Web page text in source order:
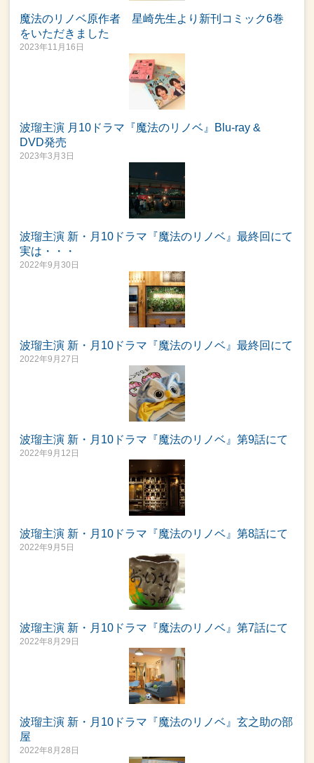
魔法のリノベ原作者 星崎先生より新刊コミック6巻
をいただきました
2023年11月16日
波瑠主演 月10ドラマ『魔法のリノベ』Blu-ray &
DVD発売
2023年3月3日
波瑠主演 新・月10ドラマ『魔法のリノベ』最終回にて
実は・・・
2022年9月30日
波瑠主演 新・月10ドラマ『魔法のリノベ』最終回にて
2022年9月27日
波瑠主演 新・月10ドラマ『魔法のリノベ』第9話にて
2022年9月12日
波瑠主演 新・月10ドラマ『魔法のリノベ』第8話にて
2022年9月5日
波瑠主演 新・月10ドラマ『魔法のリノベ』第7話にて
2022年8月29日
波瑠主演 新・月10ドラマ『魔法のリノベ』玄之助の部
屋
2022年8月28日